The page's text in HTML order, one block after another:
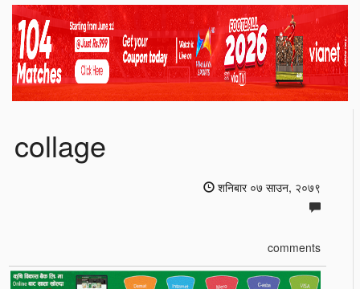
collage
शनिबार ०७ साउन, २०७९
comments